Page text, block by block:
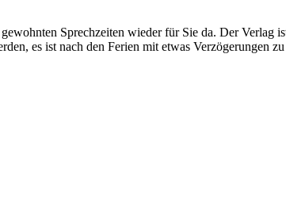
Sprechzeiten wieder für Sie da. Der Verlag
es ist nach den Ferien mit etwas Verzögerungen